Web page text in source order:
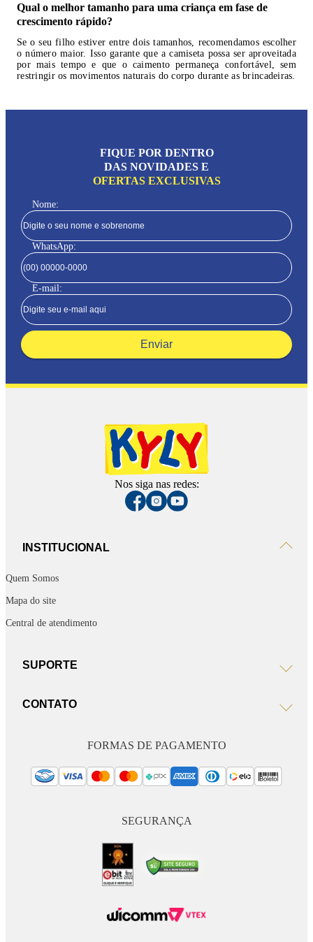
Qual o melhor tamanho para uma criança em fase de
crescimento rápido?
Se o seu filho estiver entre dois tamanhos, recomendamos escolher
o número maior. Isso garante que a camiseta possa ser aproveitada
por mais tempo e que o caimento permaneça confortável, sem
restringir os movimentos naturais do corpo durante as brincadeiras.
FIQUE POR DENTRO
DAS NOVIDADES E
OFERTAS EXCLUSIVAS
Nome:
WhatsApp:
E-mail:
Enviar
Nos siga nas redes:
INSTITUCIONAL
Quem Somos
Mapa do site
Central de atendimento
SUPORTE
CONTATO
FORMAS DE PAGAMENTO
SEGURANÇA